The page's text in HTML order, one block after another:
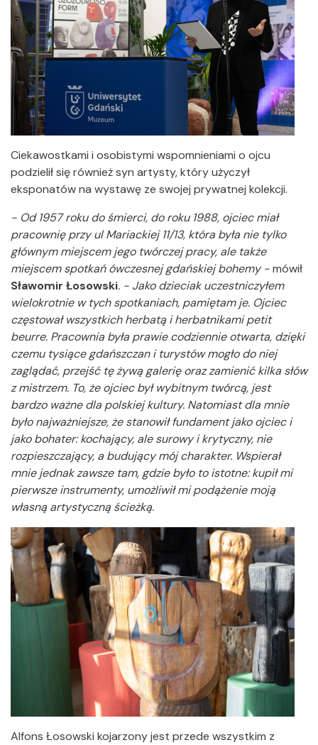
Ciekawostkami i osobistymi wspomnieniami o ojcu
podzielił się również syn artysty, który użyczył
eksponatów na wystawę ze swojej prywatnej kolekcji.
- Od 1957 roku do śmierci, do roku 1988, ojciec miał
pracownię przy ul Mariackiej 11/13, która była nie tylko
głównym miejscem jego twórczej pracy, ale także
miejscem spotkań ówczesnej gdańskiej bohemy -mówił
Sławomir Łosowski. - Jako dzieciak uczestniczyłem
wielokrotnie w tych spotkaniach, pamiętam je. Ojciec
częstował wszystkich herbatą i herbatnikami petit
beurre. Pracownia była prawie codziennie otwarta, dzięki
czemu tysiące gdańszczan i turystów mogło do niej
zaglądać, przejść tę żywą galerię oraz zamienić kilka słów
z mistrzem. To, że ojciec był wybitnym twórcą, jest
bardzo ważne dla polskiej kultury. Natomiast dla mnie
było najważniejsze, że stanowił fundament jako ojciec i
jako bohater: kochający, ale surowy i krytyczny, nie
rozpieszczający, a budujący mój charakter. Wspierał
mnie jednak zawsze tam, gdzie było to istotne: kupił mi
pierwsze instrumenty, umożliwił mi podążenie moją
własną artystyczną ścieżką.
Alfons Łosowski kojarzony jest przede wszystkim z